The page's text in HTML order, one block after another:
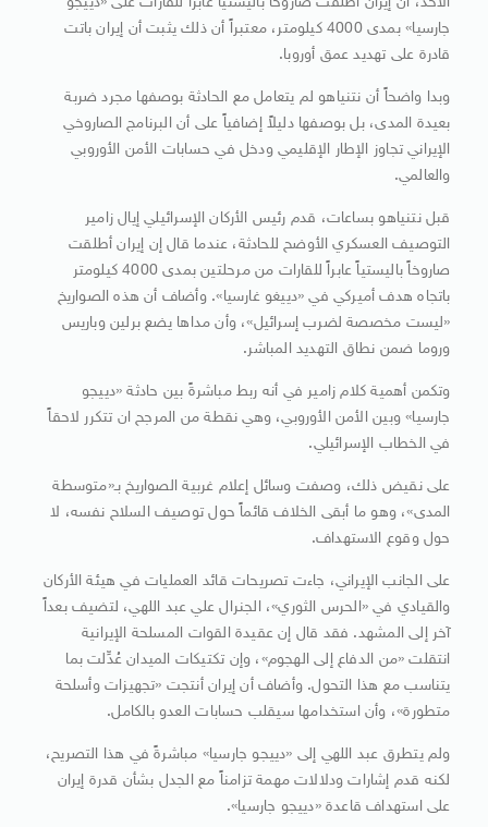
جارسيا» بمدى 4000 كيلومتر، معتبراً أن ذلك يثبت أن إيران باتت
قادرة على تهديد عمق أوروبا.
وبدا واضحاً أن نتنياهو لم يتعامل مع الحادثة بوصفها مجرد ضربة
بعيدة المدى، بل بوصفها دليلاً إضافياً على أن البرنامج الصاروخي
الإيراني تجاوز الإطار الإقليمي ودخل في حسابات الأمن الأوروبي
والعالمي.
قبل نتنياهو بساعات، قدم رئيس الأركان الإسرائيلي إيال زامير
التوصيف العسكري الأوضح للحادثة، عندما قال إن إيران أطلقت
صاروخاً باليستياً عابراً للقارات من مرحلتين بمدى 4000 كيلومتر
باتجاه هدف أميركي في «دييغو غارسيا». وأضاف أن هذه الصواريخ
«ليست مخصصة لضرب إسرائيل»، وأن مداها يضع برلين وباريس
وروما ضمن نطاق التهديد المباشر.
وتكمن أهمية كلام زامير في أنه ربط مباشرةً بين حادثة «دييجو
جارسيا» وبين الأمن الأوروبي، وهي نقطة من المرجح ان تتكرر لاحقاً
في الخطاب الإسرائيلي.
على نقيض ذلك، وصفت وسائل إعلام غربية الصواريخ بـ«متوسطة
المدى»، وهو ما أبقى الخلاف قائماً حول توصيف السلاح نفسه، لا
حول وقوع الاستهداف.
على الجانب الإيراني، جاءت تصريحات قائد العمليات في هيئة الأركان
والقيادي في «الحرس الثوري»، الجنرال علي عبد اللهي، لتضيف بعداً
آخر إلى المشهد. فقد قال إن عقيدة القوات المسلحة الإيرانية
انتقلت «من الدفاع إلى الهجوم»، وإن تكتيكات الميدان عُدِّلت بما
يتناسب مع هذا التحول. وأضاف أن إيران أنتجت «تجهيزات وأسلحة
متطورة»، وأن استخدامها سيقلب حسابات العدو بالكامل.
ولم يتطرق عبد اللهي إلى «دييجو جارسيا» مباشرةً في هذا التصريح،
لكنه قدم إشارات ودلالات مهمة تزامناً مع الجدل بشأن قدرة إيران
على استهداف قاعدة «دييجو جارسيا».